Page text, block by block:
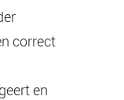
correct
en